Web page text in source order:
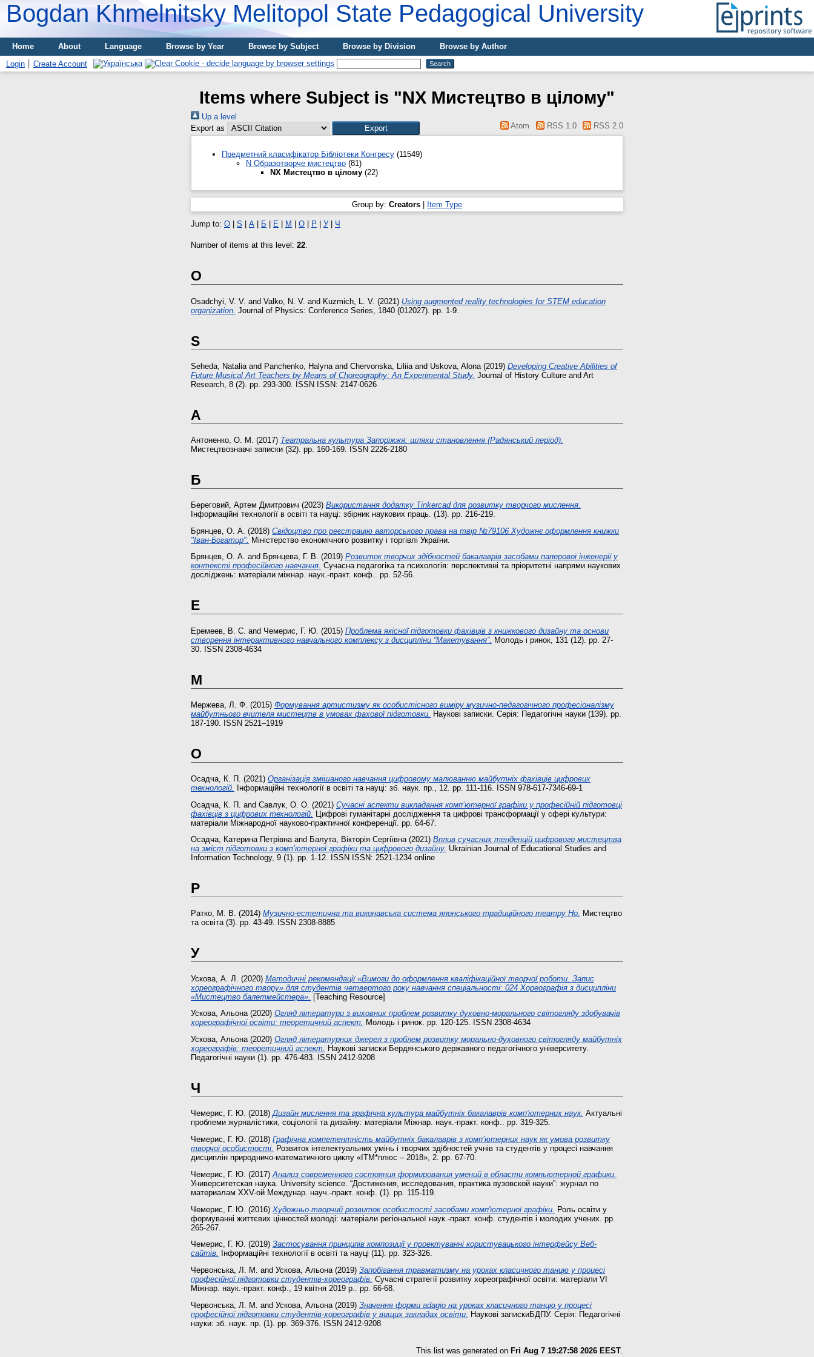
Bogdan Khmelnitsky Melitopol State Pedagogical University
Home About Language Browse by Year Browse by Subject Browse by Division
Browse by Author
Login
Create Account
Items where Subject is "NX Мистецтво в цілому"
Up a level
Export as
Atom RSS 1.0 RSS 2.0
Предметний класифікатор Бібліотеки Конгресу (11549)
N Образотворче мистецтво (81)
NX Мистецтво в цілому (22)
Group by: Creators Item Type
Jump to: O S А Б Е М О Р У| Ч
Number of items at this level: 22.
O
Osadchyi, V. V. and Valko, N. V. and Kuzmich, L. V. (2021) Using augmented reality technologies for STEM education
organization. Journal of Physics: Conference Series, 1840 (012027). pp. 1-9.
S
Seheda, Natalia and Panchenko, Halyna and Chervonska, Liliia and Uskova, Alona (2019) Developing Creative Abilities of
Future Musical Art Teachers by Means of Choreography: An Experimental Study. Journal of History Culture and Art
Research, 8 (2). pp. 293-300. ISSN ISSN: 2147-0626
А
Антоненко, О. М. (2017) Театральна культура Запоріжжя: шляхи становлення (Радянський період).
Мистецтвознавчі записки (32). pp. 160-169. ISSN 2226-2180
Б
Береговий, Артем Дмитрович (2023) Використання додатку Tinkercad для розвитку творчого мислення.
Інформаційні технології в освіті та науці: збірник наукових праць. (13). pp. 216-219.
Брянцев, О. А. (2018) Свідоцтво про реєстрацію авторського права на твір №79106 Художнє оформлення книжки
"Іван-Богатир". Міністерство економічного розвитку і торгівлі України.
Брянцев, О. А. and Брянцева, Г. В. (2019) Розвиток творчих здібностей бакалаврів засобами паперової інженерії у
контексті професійного навчання. Сучасна педагогіка та психологія: перспективні та пріоритетні напрями наукових
досліджень: матеріали міжнар. наук.-практ. конф.. pp. 52-56.
Е
Еремеев, В. С. and Чемерис, Г. Ю. (2015) Проблема якiсної підготовки фахівців з книжкового дизайну та основи
створення інтерактивного навчального комплексу з дисципліни “Макетування”. Молодь і ринок, 131 (12). pp. 27-
30. ISSN 2308-4634
М
Мержева, Л. Ф. (2015) Формування артистизму як особистісного виміру музично-педагогічного професіоналізму
майбутнього вчителя мистецтв в умовах фахової підготовки. Наукові записки. Серія: Педагогічні науки (139). pp.
187-190. ISSN 2521–1919
О
Осадча, К. П. (2021) Організація змішаного навчання цифровому малюванню майбутніх фахівців цифрових
технологій.
Інформаційні технології в освіті та науці: зб. наук. пр., 12. pp. 111-116. ISSN 978-617-7346-69-1
Осадча, К. П. and Савлук, О. О. (2021) Сучасні аспекти викладання комп’ютерної графіки у професійній підготовці
фахівців з цифрових технологій. Цифрові гуманітарні дослідження та цифрові трансформації у сфері культури:
матеріали Міжнародної науково-практичної конференції. pp. 64-67.
Осадча, Катерина Петрівнаand Балута, Вікторія Сергіївна(2021) Вплив сучасних тенденцій цифрового мистецтва
на зміст підготовки з комп’ютерної графіки та цифрового дизайну. Ukrainian Journal of Educational Studies and
Information Technology, 9 (1). pp. 1-12. ISSN ISSN: 2521-1234 online
Р
Ратко, М. В. (2014) Музично-естетична та виконавська система японського традиційного театру Но. Мистецтво
та освіта (3). pp. 43-49. ISSN 2308-8885
У
Ускова, А. Л. (2020) Методичні рекомендації «Вимоги до оформлення кваліфікаційної творчої роботи. Запис
хореографічного твору» для студентів четвертого року навчання спеціальності: 024 Хореографія з дисципліни
«Мистецтво балетмейстера». [Teaching Resource]
Ускова, Альона(2020) Огляд літератури з виховних проблем розвитку духовно-морального світогляду здобувачів
хореографічної освіти: теоретичний аспект. Молодь і ринок. pp. 120-125. ISSN 2308-4634
Ускова, Альона(2020) Огляд літературних джерел з проблем розвитку морально-духовного світогляду майбутніх
хореографів: теоретичний аспект. Наукові записки Бердянського державного педагогічного університету.
Педагогічні науки (1). pp. 476-483. ISSN 2412-9208
Ч
Чемерис, Г. Ю. (2018)Дизайн мислення та графічна культура майбутніх бакалаврів комп'ютерних наук. Актуальні
проблеми журналістики, соціології та дизайну: матеріали Міжнар. наук.-практ. конф.. pp. 319-325.
Чемерис, Г. Ю. (2018) Графічна компетентність майбутніх бакалаврів з компʼютерних наук як умова розвитку
творчої особистості. Розвиток інтелектуальних умінь і творчих здібностей учнів та студентів у процесі навчання
дисциплін природничо-математичного циклу «ІТМ*плюс – 2018», 2. pp. 67-70.
Чемерис, Г. Ю. (2017) Анализ современного состояния формирования умений в области компьютерной графики.
Университетская наука. University science. “Достижения, исследования, практика вузовской науки”: журнал по
материалам ХХV-ой Междунар. науч.-практ. конф. (1). pp. 115-119.
Чемерис, Г. Ю. (2016) Художньо-творчий розвиток особистості засобами комп'ютерної графіки. Роль освіти у
формуванні життєвих цінностей молоді: матеріали регіональної наук.-практ. конф. студентів і молодих учених. pp.
265-267.
Чемерис, Г. Ю. (2019) Застосування принципів композиції у проектуванні користувацького інтерфейсу Веб-
сайтів.
Інформаційні технології в освіті та науці (11). pp. 323-326.
Червонська, Л. М. and Ускова, Альона(2019) Запобігання травматизму на уроках класичного танцю у процесі
професійної підготовки студентів-хореографів. Сучасні стратегії розвитку хореографічної освіти: матеріали VI
Міжнар. наук.-практ. конф., 19 квітня 2019 р.. pp. 66-68.
Червонська, Л. М. and Ускова, Альона(2019) Значення форми adagio на уроках класичного танцю у процесі
професійної підготовки студентів-хореографів у вищих закладах освіти. Наукові запискиБДПУ. Серія: Педагогічні
науки: зб. наук. пр. (1). pp. 369-376. ISSN 2412-9208
This list was generated on Fri Aug 7 19:27:58 2026 EEST.